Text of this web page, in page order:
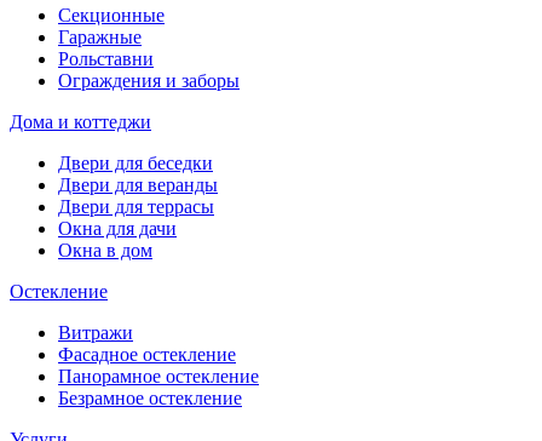
Секционные
Гаражные
Рольставни
Ограждения и заборы
Дома и коттеджи
Двери для беседки
Двери для веранды
Двери для террасы
Окна для дачи
Окна в дом
Остекление
Витражи
Фасадное остекление
Панорамное остекление
Безрамное остекление